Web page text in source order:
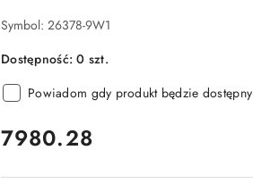
Symbol: 26378-9W1
Dostępność:0 szt.
Powiadom gdy produkt będzie dostępny
cena:
7980.28